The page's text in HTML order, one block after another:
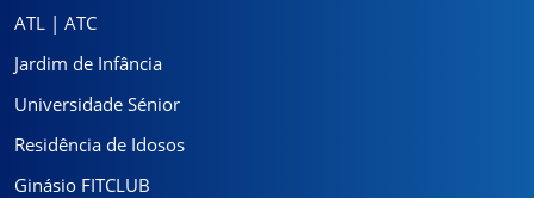
ATL | ATC
Jardim de Infância
Universidade Sénior
Residência de Idosos
Ginásio FITCLUB